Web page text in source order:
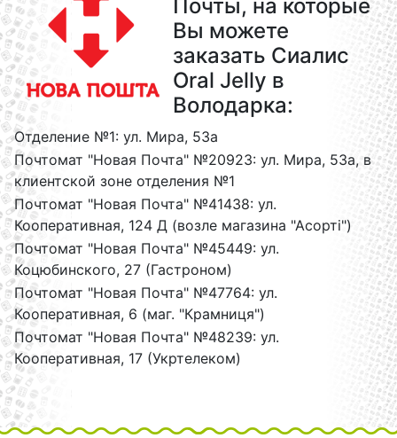
Почты, на которые
Вы можете
заказать Сиалис
Oral Jelly в
Володарка:
Отделение №1: ул. Мира, 53а
Почтомат "Новая Почта" №20923: ул. Мира, 53а, в
клиентской зоне отделения №1
Почтомат "Новая Почта" №41438: ул.
Кооперативная, 124 Д (возле магазина "Асорті")
Почтомат "Новая Почта" №45449: ул.
Коцюбинского, 27 (Гастроном)
Почтомат "Новая Почта" №47764: ул.
Кооперативная, 6 (маг. "Крамниця")
Почтомат "Новая Почта" №48239: ул.
Кооперативная, 17 (Укртелеком)